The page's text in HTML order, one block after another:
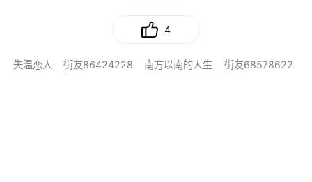
4
失温恋人 街友86424228 南方以南的人生 街友68578622